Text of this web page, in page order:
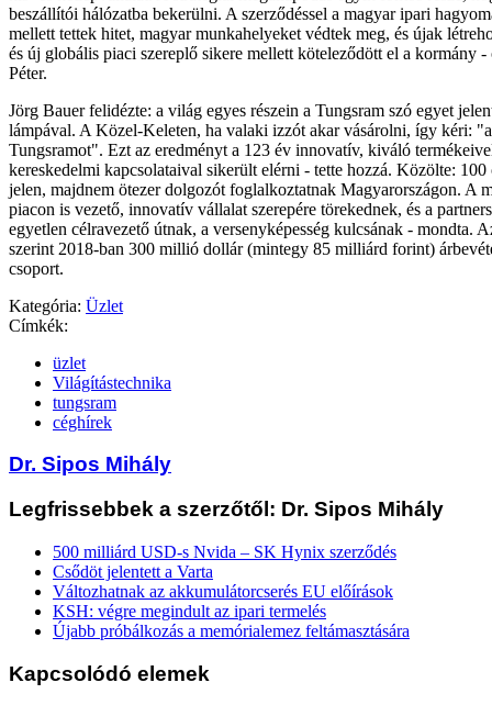
beszállítói hálózatba bekerülni. A szerződéssel a magyar ipari
mellett tettek hitet, magyar munkahelyeket védtek meg, és újak
és új globális piaci szereplő sikere mellett köteleződött el a kormány -
Péter.
Jörg Bauer felidézte: a világ egyes részein a Tungsram szó egyet
lámpával. A Közel-Keleten, ha valaki izzót akar vásárolni, így kéri:
Tungsramot". Ezt az eredményt a 123 év innovatív, kiváló
kereskedelmi kapcsolataival sikerült elérni - tette hozzá. Közölte: 100
jelen, majdnem ötezer dolgozót foglalkoztatnak Magyarországon. A
piacon is vezető, innovatív vállalat szerepére törekednek, és a
egyetlen célravezető útnak, a versenyképesség kulcsának - mondta.
szerint 2018-ban 300 millió dollár (mintegy 85 milliárd forint)
csoport.
Kategória: Üzlet
Címkék:
üzlet
Világítástechnika
tungsram
céghírek
Dr. Sipos Mihály
Legfrissebbek a szerzőtől: Dr. Sipos Mihály
500 milliárd USD-s Nvida – SK Hynix szerződés
Csődöt jelentett a Varta
Változhatnak az akkumulátorcserés EU előírások
KSH: végre megindult az ipari termelés
Újabb próbálkozás a memórialemez feltámasztására
Kapcsolódó elemek